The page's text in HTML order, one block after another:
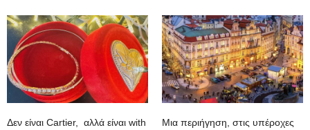
Δεν είναι Cartier, αλλά είναι with
Mια περιήγηση, στις υπέροχες